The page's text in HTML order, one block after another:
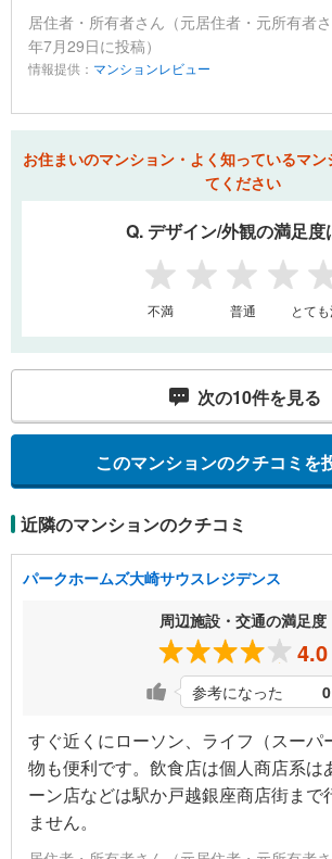
居住者・所有者さん（元居住者・元所有者
年7月29日に投稿）
情報提供： マンションレビュー
お住まいのマンション・よく知っているマン
てください
Q. デザイン/外観の満足度
1 2 3 4 5
不満 普通 とて
次の10件を見る
このマンションのクチコミを
近隣のマンションのクチコミ
パークホームズ大崎サウスレジデンス
周辺施設・交通の満足度
4.0
参考になった 0
すぐ近くにローソン、ライフ（スーパ
物も便利です。飲食店は個人商店系は
ーン店などは駅か戸越銀座商店街まで
ません。